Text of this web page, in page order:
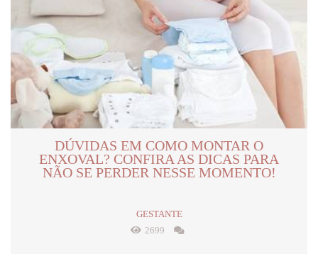
DÚVIDAS EM COMO MONTAR O
ENXOVAL? CONFIRA AS DICAS PARA
NÃO SE PERDER NESSE MOMENTO!
GESTANTE
2699